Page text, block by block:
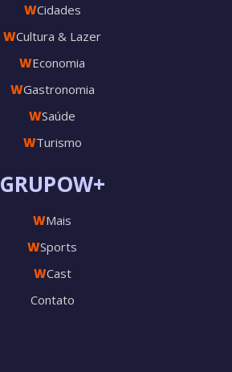
GRUPOW+
WMais
WSports
WCast
Contato
WCidades
WCultura & Lazer
WEconomia
WGastronomia
WSaúde
WTurismo